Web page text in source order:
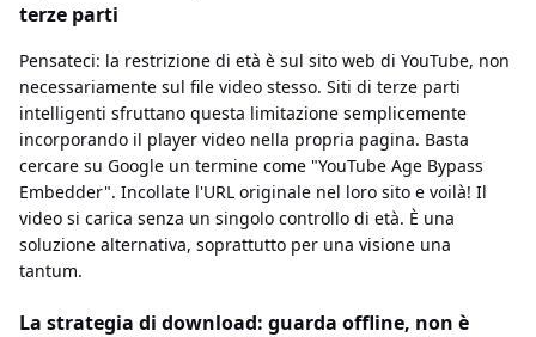
terze parti
Pensateci: la restrizione di età è sul sito web di YouTube, non
necessariamente sul file video stesso. Siti di terze parti
intelligenti sfruttano questa limitazione semplicemente
incorporando il player video nella propria pagina. Basta
cercare su Google un termine come "YouTube Age Bypass
Embedder". Incollate l'URL originale nel loro sito e voilà! Il
video si carica senza un singolo controllo di età. È una
soluzione alternativa, soprattutto per una visione una
tantum.
La strategia di download: guarda offline, non è